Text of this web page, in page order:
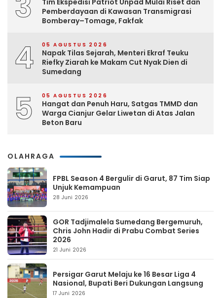
Pemberdayaan di Kawasan Transmigrasi
Bomberay–Tomage, Fakfak
4 05 AGUSTUS 2026
Napak Tilas Sejarah, Menteri Ekraf Teuku
Riefky Ziarah ke Makam Cut Nyak Dien di
Sumedang
5 05 AGUSTUS 2026
Hangat dan Penuh Haru, Satgas TMMD dan
Warga Cianjur Gelar Liwetan di Atas Jalan
Beton Baru
OLAHRAGA
FPBL Season 4 Bergulir di Garut, 87 Tim Siap
Unjuk Kemampuan
28 Juni 2026
GOR Tadjimalela Sumedang Bergemuruh,
Chris John Hadir di Prabu Combat Series
2026
21 Juni 2026
Persigar Garut Melaju ke 16 Besar Liga 4
Nasional, Bupati Beri Dukungan Langsung
17 Juni 2026